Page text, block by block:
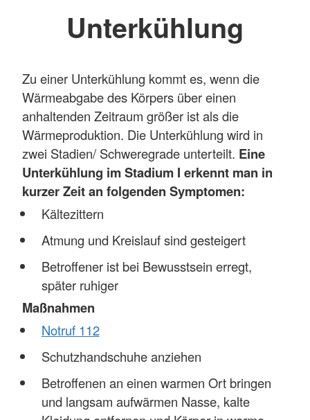
Unterkühlung
Zu einer Unterkühlung kommt es, wenn die
Wärmeabgabe des Körpers über einen
anhaltenden Zeitraum größer ist als die
Wärmeproduktion. Die Unterkühlung wird in
zwei Stadien/ Schweregrade unterteilt. Eine
Unterkühlung im Stadium I erkennt man in
kurzer Zeit an folgenden Symptomen:
Kältezittern
Atmung und Kreislauf sind gesteigert
Betroffener ist bei Bewusstsein erregt,
später ruhiger
Maßnahmen
Notruf 112
Schutzhandschuhe anziehen
Betroffenen an einen warmen Ort bringen
und langsam aufwärmen Nasse, kalte